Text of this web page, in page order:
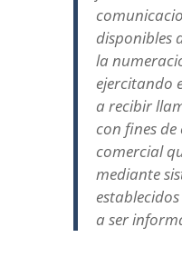
disponibles
la
ejercitando
a recibir
con fines
comercial
mediante
a ser